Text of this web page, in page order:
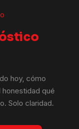
hoy, cómo
qué
Solo claridad.